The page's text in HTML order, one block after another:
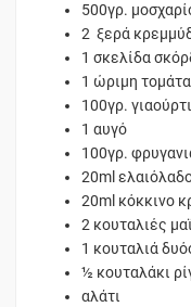
500γρ.
2 ξερά
1 σκελίδα
1 ώριμη
100γρ. γιαούρτι
1 αυγό
100γρ.
20ml
20ml κόκκινο
2 κουταλιές
1 κουταλιά
½ κουταλάκι
αλάτι